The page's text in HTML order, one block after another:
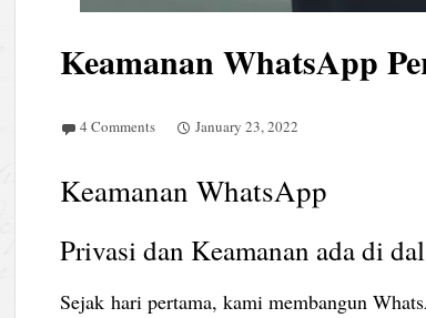
Keamanan WhatsApp
4 Comments January 23, 2022
Keamanan WhatsApp
Privasi dan Keamanan ada di
Sejak hari pertama, kami membangun